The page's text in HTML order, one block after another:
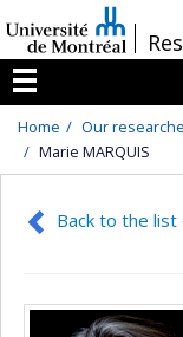
au
contenu
/
Menu
Home Our
Marie MARQUIS
Back to the